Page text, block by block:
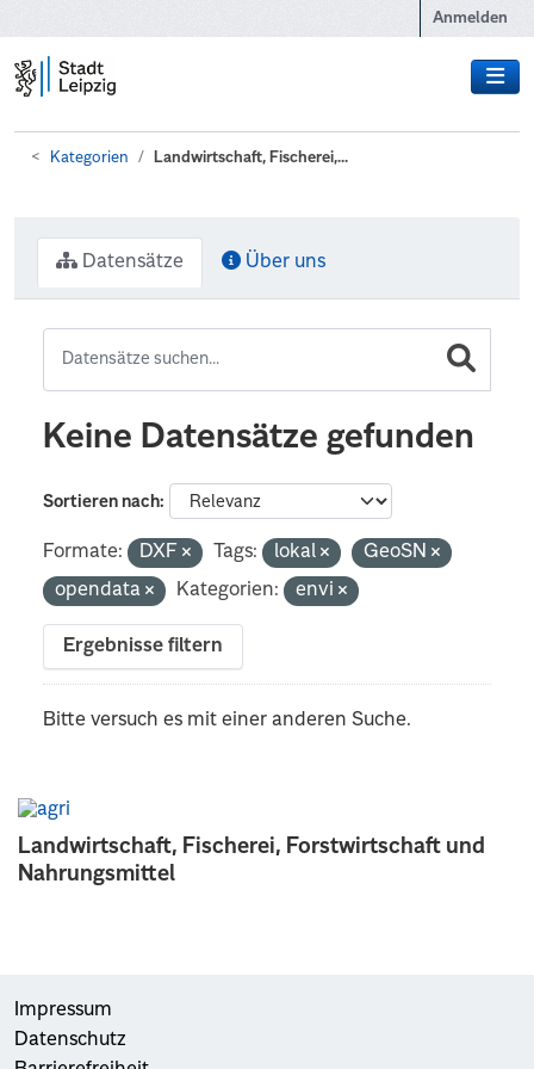
Anmelden
Kategorien Landwirtschaft, Fischerei,...
Landwirtschaft, Fischerei, Forstwirtschaft und
Nahrungsmittel
Datensätze Über uns
Keine Datensätze gefunden
Sortieren nach
Formate: DXF Tags: lokal
GeoSN
opendata
Kategorien: envi
Ergebnisse filtern
Bitte versuch es mit einer anderen Suche.
Impressum
Datenschutz